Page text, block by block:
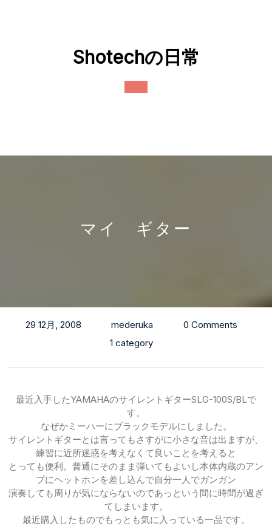
Shotechの日常
マイ ギター
29 12月, 2008 mederuka
0 Comments
1 category
最近入手したYAMAHAのサイレントギターSLG-100S/BLで
す。
なぜかミーハーにブラックモデルにしました。
サイレントギターとは言ってもさすがに小さな音は出ますが、
練習に近所迷惑を考えなくて良いことを考えると
とっても便利。普通にそのまま弾いてもよいし本体内蔵のアン
プにヘットホンを差し込んで自分一人でガンガン
演奏しても周りが気にならないのであっという間に時間が過ぎ
てしまいます。
最近購入したものでもっとも気に入っている一品です。